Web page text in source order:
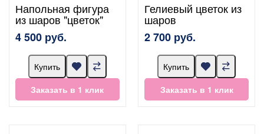
Напольная фигура
из шаров "цветок"
4 500 руб.
Купить
Заказать в 1 клик
Гелиевый цветок из
шаров
2 700 руб.
Купить
Заказать в 1 клик